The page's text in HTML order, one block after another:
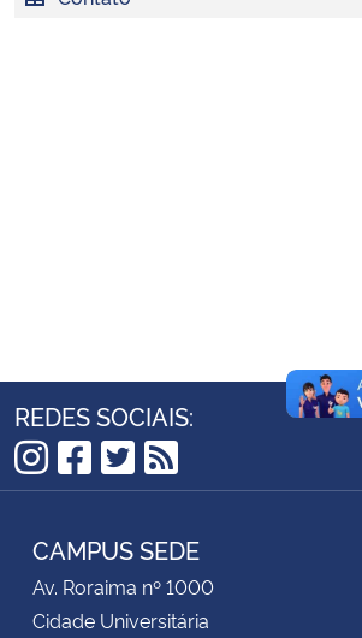
Controladoria-Geral da União
Secretaria-Geral
REDES SOCIAIS:
Instagram
Facebook
Twitter
RSS
CAMPUS SEDE
Av. Roraima nº 1000
Cidade Universitária